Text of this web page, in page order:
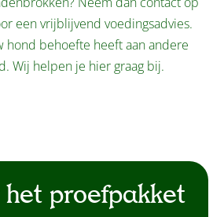
een vrijblijvend voedingsadvies.
hond behoefte heeft aan andere
Wij helpen je hier graag bij.
proefpakket